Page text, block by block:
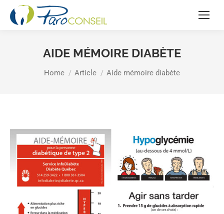
AIDE MÉMOIRE DIABÈTE
You are here:
Home Article Aide mémoire diabète